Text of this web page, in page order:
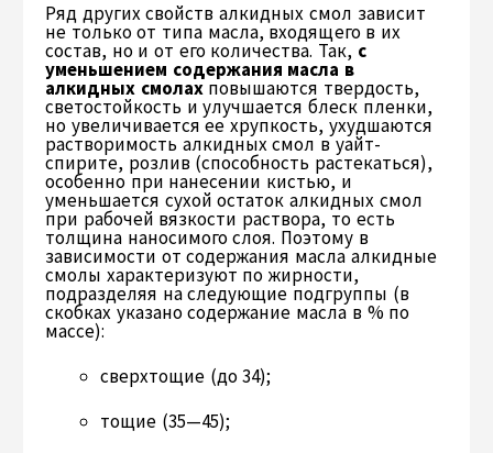
Ряд других свойств алкидных смол зависит
не только от типа масла, входящего в их
состав, но и от его количества. Так, с
уменьшением содержания масла в
алкидных смолахповышаются твердость,
светостойкость и улучшается блеск пленки,
но увеличивается ее хрупкость, ухудшаются
растворимость алкидных смол в уайт-
спирите, розлив (способность растекаться),
особенно при нанесении кистью, и
уменьшается сухой остаток алкидных смол
при рабочей вязкости раствора, то есть
толщина наносимого слоя. Поэтому в
зависимости от содержания масла алкидные
смолы характеризуют по жирности,
подразделяя на следующие подгруппы (в
скобках указано содержание масла в % по
массе):
сверхтощие (до 34);
тощие (35—45);